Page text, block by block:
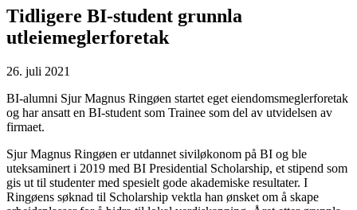
Tidligere BI-student grunnla
utleiemeglerforetak
26. juli 2021
BI-alumni Sjur Magnus Ringøen startet eget eiendomsmeglerforetak
og har ansatt en BI-student som Trainee som del av utvidelsen av
firmaet.
Sjur Magnus Ringøen er utdannet siviløkonom på BI og ble
uteksaminert i 2019 med BI Presidential Scholarship, et stipend som
gis ut til studenter med spesielt gode akademiske resultater. I
Ringøens søknad til Scholarship vektla han ønsket om å skape